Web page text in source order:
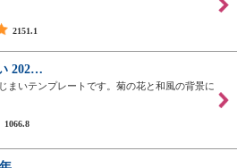
2151.1
202…
まいテンプレートです。菊の花と和風の背景に
1066.8